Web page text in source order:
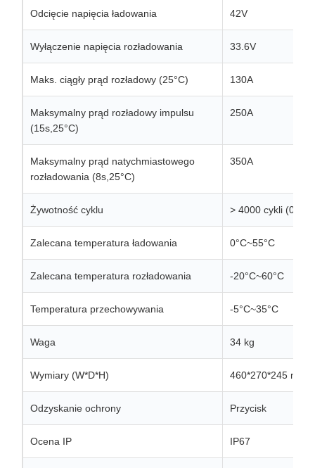
Odcięcie napięcia ładowania 42V
Wyłączenie napięcia rozładowania 33.6V
Maks. ciągły prąd rozładowy (25°C) 130A
Maksymalny prąd rozładowy impulsu
(15s,25°C)
250A
Maksymalny prąd natychmiastowego
rozładowania (8s,25°C)
350A
Żywotność cyklu > 4000 cykli
Zalecana temperatura ładowania 0°C~55°C
Zalecana temperatura rozładowania -20°C~60°C
Temperatura przechowywania -5°C~35°C
Waga 34 kg
Wymiary (W*D*H) 460*270*245 mm
Odzyskanie ochrony Przycisk
Ocena IP IP67